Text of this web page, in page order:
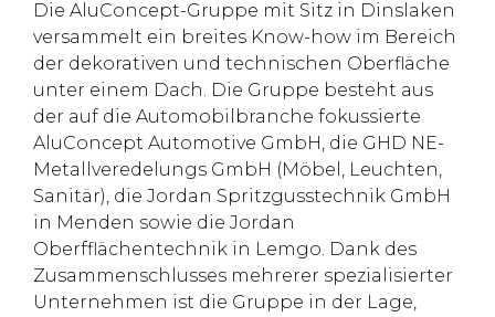
Die AluConcept-Gruppe mit Sitz in Dinslaken
versammelt ein breites Know-how im Bereich
der dekorativen und technischen Oberfläche
unter einem Dach. Die Gruppe besteht aus
der auf die Automobilbranche fokussierte
AluConcept Automotive GmbH, die GHD NE-
Metallveredelungs GmbH (Möbel, Leuchten,
Sanitär), die Jordan Spritzgusstechnik GmbH
in Menden sowie die Jordan
Oberfflächentechnik in Lemgo. Dank des
Zusammenschlusses mehrerer spezialisierter
Unternehmen ist die Gruppe in der Lage,